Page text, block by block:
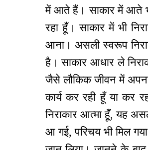
में आते हैं। साकार में आते भी
रहा हूँ। साकार में भी
आना। असली स्वरूप
है। साकार आधार ले
जैसे लौकिक जीवन में अपना
कार्य कर रही हूँ या कर
निराकार आत्मा हूँ, यह
आ गई, परिचय भी मिल